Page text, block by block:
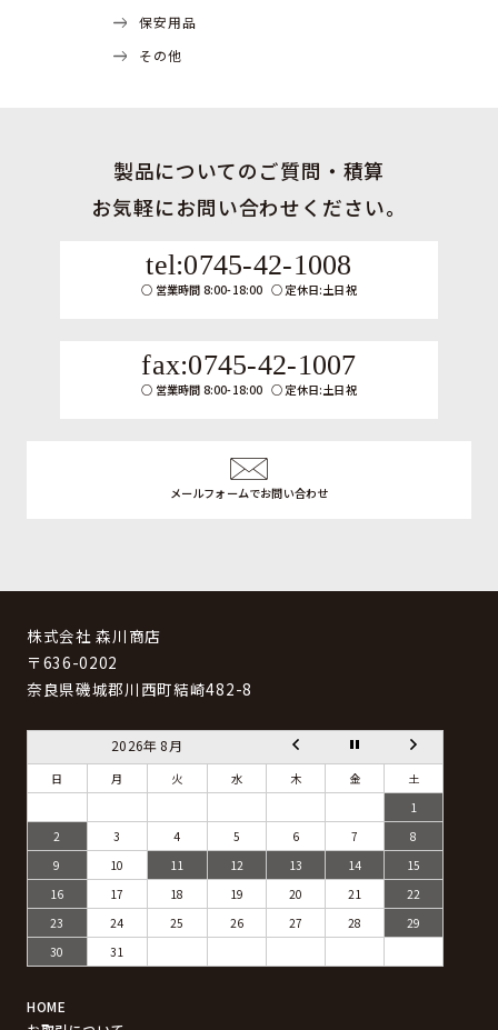
保安用品
その他
製品についてのご質問・積算
お気軽にお問い合わせください。
tel:0745-42-1008
営業時間 8:00-18:00 定休日:土日祝
fax:0745-42-1007
営業時間 8:00-18:00 定休日:土日祝
メールフォームでお問い合わせ
株式会社 森川商店
〒636-0202
奈良県磯城郡川西町結崎482-8
2026年 8月
日 月 火 水 木 金
土
1
2
3 4 5 6 7
8
9
10 11 12 13 14
15
16
17 18 19 20 21
22
23
24 25 26 27 28
29
30
31
HOME